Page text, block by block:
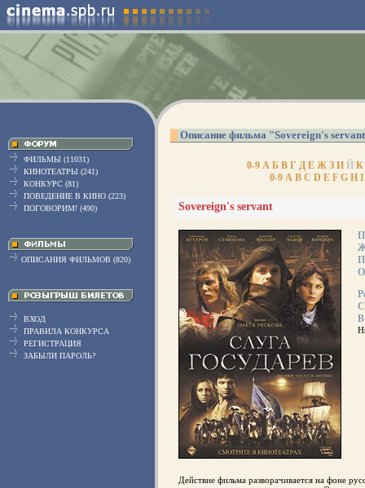
ФИЛЬМЫ (11031)
КИНОТЕАТРЫ (241)
КОНКУРС (81)
ПОВЕДЕНИЕ В КИНО (223)
ПОГОВОРИМ! (490)
ОПИСАНИЯ ФИЛЬМОВ (820)
ВХОД
ПРАВИЛА КОНКУРСА
РЕГИСТРАЦИЯ
ЗАБЫЛИ ПАРОЛЬ?
Описание фильма "Sovereign's
0-9 А Б В Г Д Е Ж З И Й К
0-9 A B C D E F G H I
Sovereign's servant
Действие фильма разворачивается на фоне